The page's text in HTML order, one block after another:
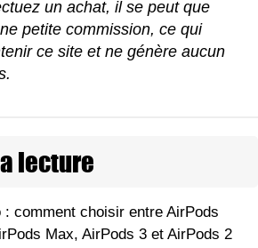
un achat, il se peut que
petite commission, ce qui
ce site et ne génère aucun
lecture
: comment choisir entre AirPods
Max, AirPods 3 et AirPods 2